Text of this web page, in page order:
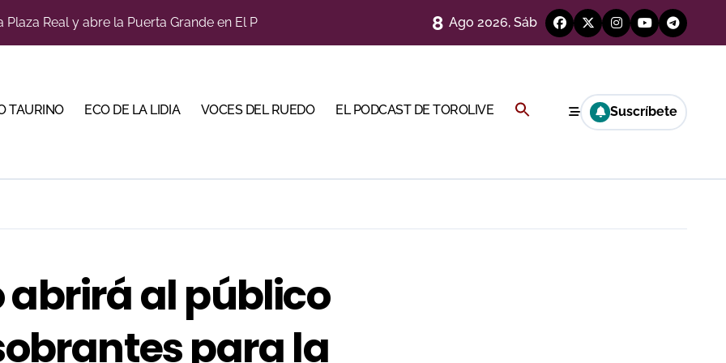
Real y abre la Puerta Grande en El Puerto
con alicientes y marcado acento torista
abre la feria de La Albahaca de Huesca
cuadro de honor de las Colombinas 2026
y sale reforzado junto a Manzanares y Morante
8 Ago 2026, Sáb
TAURINO ECO DE LA LIDIA VOCES DEL RUEDO EL PODCAST DE TOROLIVE Buscar: Suscríbete
abrirá al público
para la